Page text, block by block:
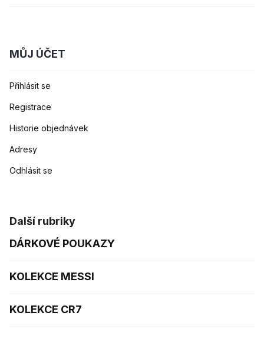
MŮJ ÚČET
Přihlásit se
Registrace
Historie objednávek
Adresy
Odhlásit se
Další rubriky
DÁRKOVÉ POUKAZY
KOLEKCE MESSI
KOLEKCE CR7